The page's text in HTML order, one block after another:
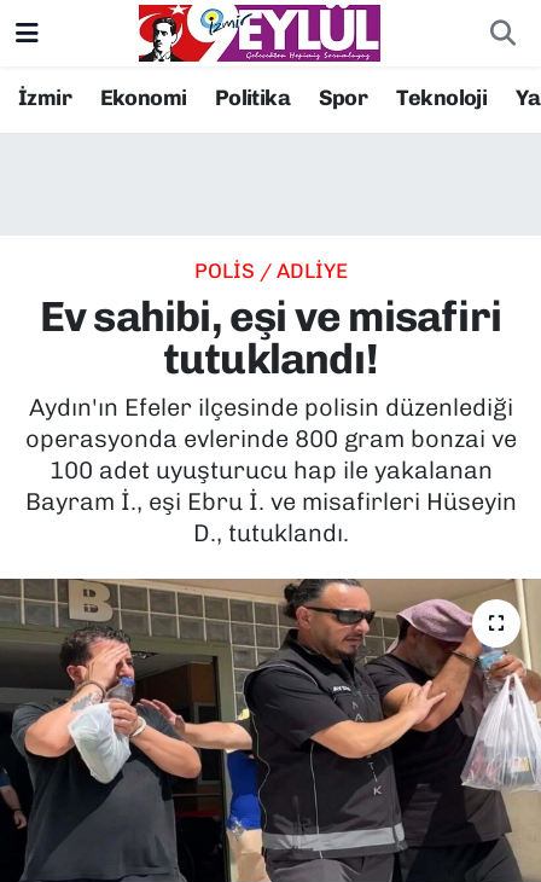
İzmir Ekonomi Politika Spor Teknoloji
POLİS / ADLİYE
Ev sahibi, eşi ve misafiri
tutuklandı!
Aydın'ın Efeler ilçesinde polisin düzenlediği
operasyonda evlerinde 800 gram bonzai ve
100 adet uyuşturucu hap ile yakalanan
Bayram İ., eşi Ebru İ. ve misafirleri Hüseyin
D., tutuklandı.
Resmi İlanlar
EKONOMİ
KÜLTÜR SANAT
MAGAZİN
SAĞLIK
SPOR
TEKNOLOJİ
YAŞAM
YEREL YÖNETİMLER
Konak Nöbetçi Eczaneler
Süper Lig Puan Durumu ve Fikstür
Tüm Manşetler
Son Dakika Haberleri
Haber Arşivi